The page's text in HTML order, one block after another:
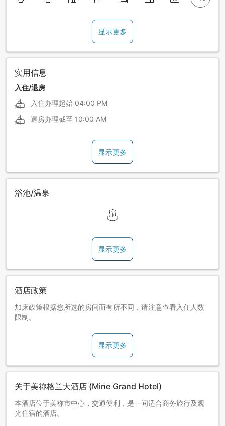
显示更多
实用信息
入住/退房
入住办理起始 04:00 PM
退房办理截至 10:00 AM
显示更多
浴池/温泉
显示更多
酒店政策
加床政策根据您所选的房间而有所不同，请注意查看入住人数
限制。
显示更多
关于美祢格兰大酒店 (Mine Grand Hotel)
本酒店位于美祢市中心，交通便利，是一间适合商务旅行及观
光住宿的酒店。